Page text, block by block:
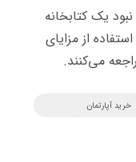
یک کتابخانه
از مزایای
می‌کنند.
خرید آپارتمان